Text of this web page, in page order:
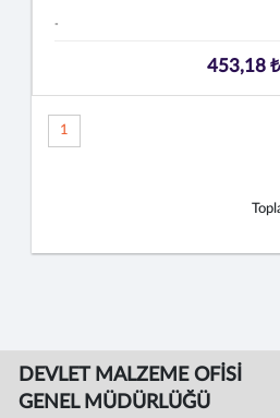
-
453,18 ₺
1
DEVLET MALZEME OFİSİ
GENEL MÜDÜRLÜĞÜ